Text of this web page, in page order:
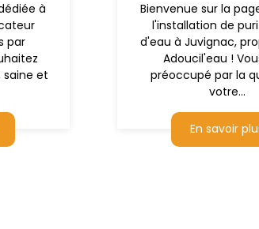
à
par
et
Bienvenue sur la
l'installation de
d'eau à Juvignac,
Adoucil'eau !
préoccupé par la
votre...
En savoir